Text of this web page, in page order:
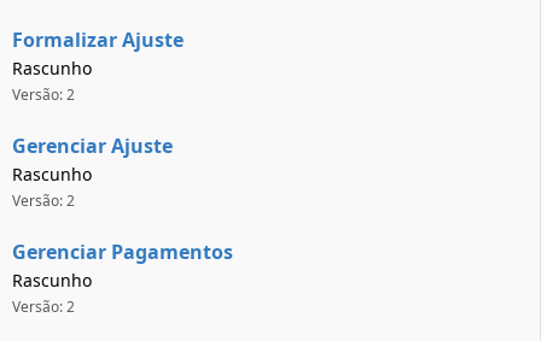
Formalizar Ajuste
Rascunho
Versão: 2
Gerenciar Ajuste
Rascunho
Versão: 2
Gerenciar Pagamentos
Rascunho
Versão: 2